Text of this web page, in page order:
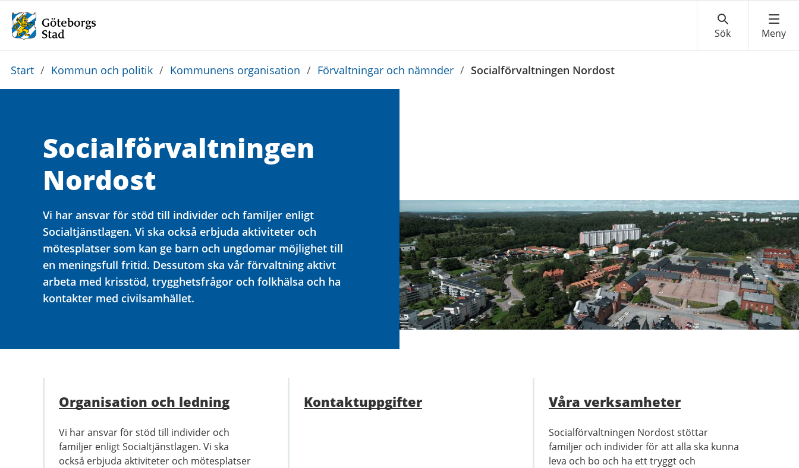
Du
är
Start / Kommun och politik / Kommunens organisation / Förvaltningar och nämnder / Socialförvaltningen Nordost
Social­förvaltningen
Nordost
Vi har ansvar för stöd till individer och familjer enligt
Socialtjänstlagen. Vi ska också erbjuda aktiviteter och
mötesplatser som kan ge barn och ungdomar möjlighet till
en meningsfull fritid. Dessutom ska vår förvaltning aktivt
arbeta med krisstöd, trygghetsfrågor och folkhälsa och ha
kontakter med civilsamhället.
Organisation och ledning
Vi har ansvar för stöd till individer och
familjer enligt Socialtjänstlagen. Vi ska
också erbjuda aktiviteter och mötesplatser
Kontaktuppgifter Våra verksamheter
Socialförvaltningen Nordost stöttar
familjer och individer för att alla ska kunna
leva och bo och ha ett tryggt och